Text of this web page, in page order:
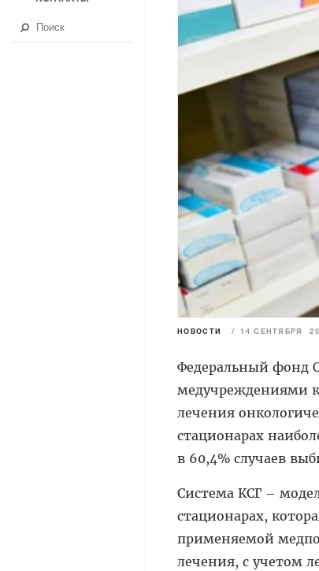
НОВОСТИ / 14 СЕНТЯБРЯ
Федеральный фонд
медучреждениями
лечения
стационарах
в 60,4% случаев
Система КСГ –
стационарах,
применяемой
лечения, с учетом